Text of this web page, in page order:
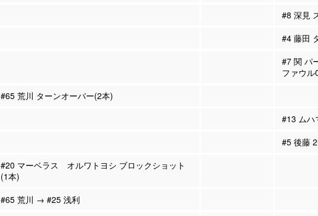
#8 深見
#4 藤田
#7 関 パ
ファウル
#65 荒川 ターンオーバー(2本)
#13 ムハ
#5 後藤
#20 マーベラス オルワトヨシ ブロックショット
(1本)
#65 荒川 → #25 浅利